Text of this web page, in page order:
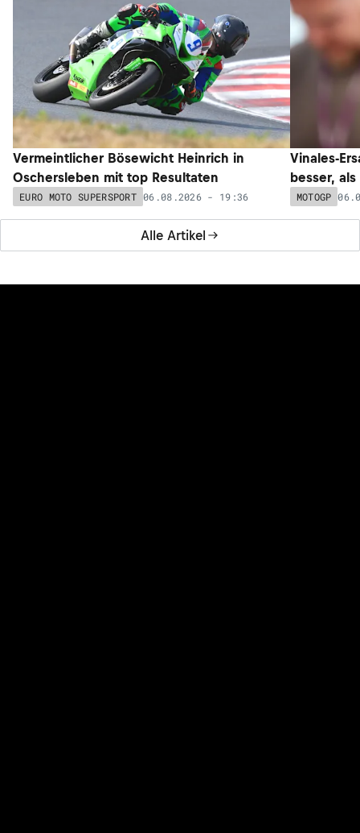
Alle Artikel
Vermeintlicher Bösewicht Heinrich in
Oschersleben mit top Resultaten
EURO MOTO SUPERSPORT 06.08.2026 - 19:36
Vinales-
besser,
MOTOGP